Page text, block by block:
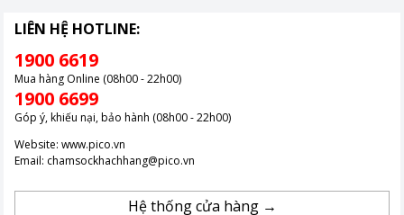
LIÊN HỆ HOTLINE:
1900 6619
Mua hàng Online (08h00 - 22h00)
1900 6699
Góp ý, khiếu nại, bảo hành (08h00 - 22h00)
Website: www.pico.vn
Email: chamsockhachhang@pico.vn
Hệ thống cửa hàng →